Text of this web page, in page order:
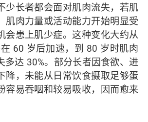
少长者都会面对肌肉流失，若肌
肌肉力量或活动能力开始明显受
会患上肌少症。这种变化大约从
60 岁后加速，到 80 岁时肌肉
多达 30%。部分长者因食欲、进
降，未能从日常饮食摄取足够蛋
容易吞咽和较易吸收，因而愈来